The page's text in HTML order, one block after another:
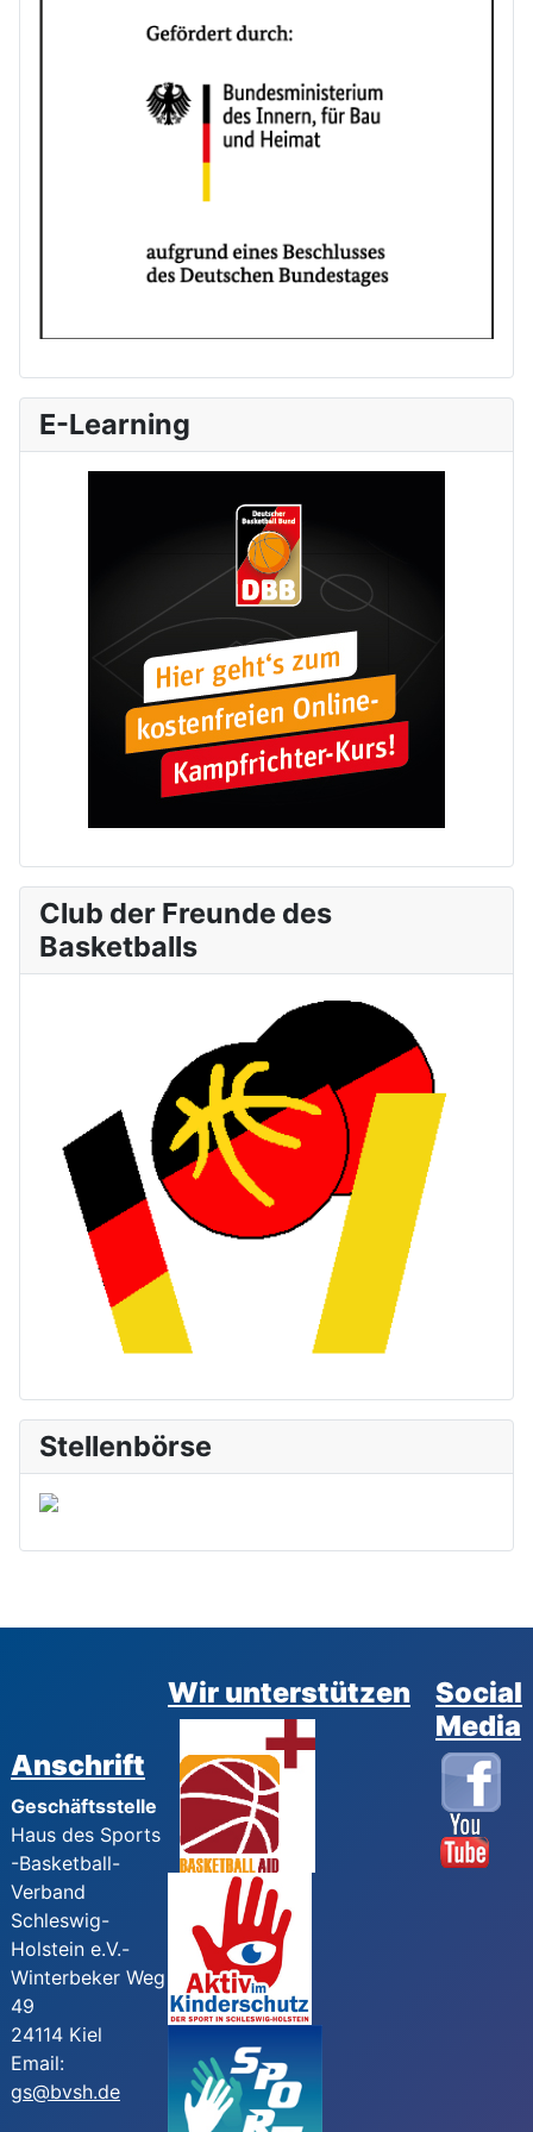
E-Learning
Club der Freunde des
Basketballs
Stellenbörse
Anschrift
Geschäftsstelle
Haus des Sports
-Basketball-
Verband
Schleswig-
Holstein e.V.-
Winterbeker Weg
49
24114 Kiel
Email:
gs@bvsh.de
Wir unterstützen
Social
Media